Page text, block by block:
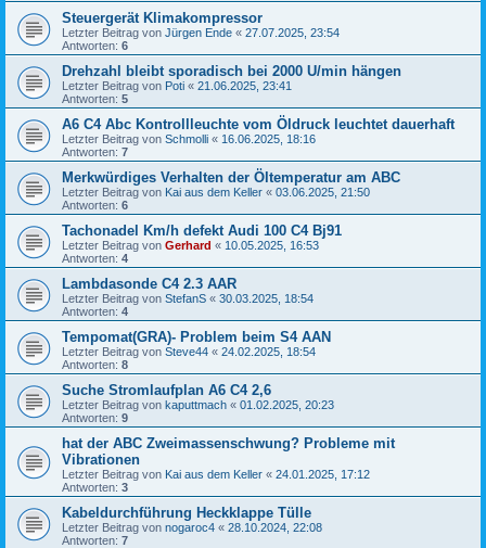
Steuergerät Klimakompressor
Letzter Beitrag von Jürgen Ende « 27.07.2025, 23:54
Antworten: 6
Drehzahl bleibt sporadisch bei 2000 U/min hängen
Letzter Beitrag von Poti « 21.06.2025, 23:41
Antworten: 5
A6 C4 Abc Kontrollleuchte vom Öldruck leuchtet dauerhaft
Letzter Beitrag von Schmolli « 16.06.2025, 18:16
Antworten: 7
Merkwürdiges Verhalten der Öltemperatur am ABC
Letzter Beitrag von Kai aus dem Keller « 03.06.2025, 21:50
Antworten: 6
Tachonadel Km/h defekt Audi 100 C4 Bj91
Letzter Beitrag von Gerhard « 10.05.2025, 16:53
Antworten: 4
Lambdasonde C4 2.3 AAR
Letzter Beitrag von StefanS « 30.03.2025, 18:54
Antworten: 4
Tempomat(GRA)- Problem beim S4 AAN
Letzter Beitrag von Steve44 « 24.02.2025, 18:54
Antworten: 8
Suche Stromlaufplan A6 C4 2,6
Letzter Beitrag von kaputtmach « 01.02.2025, 20:23
Antworten: 9
hat der ABC Zweimassenschwung? Probleme mit
Vibrationen
Letzter Beitrag von Kai aus dem Keller « 24.01.2025, 17:12
Antworten: 3
Kabeldurchführung Heckklappe Tülle
Letzter Beitrag von nogaroc4 « 28.10.2024, 22:08
Antworten: 7